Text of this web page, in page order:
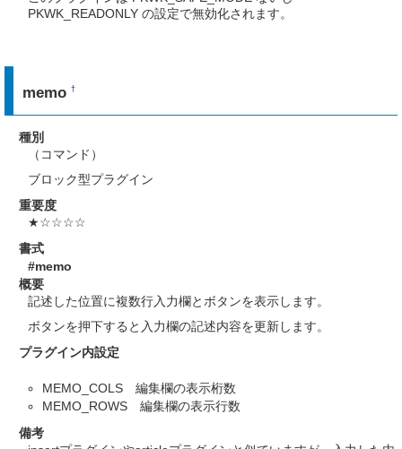
PKWK_READONLY の設定で無効化されます。
memo†
種別
（コマンド）
ブロック型プラグイン
重要度
★☆☆☆☆
書式
#memo
概要
記述した位置に複数行入力欄とボタンを表示します。
ボタンを押下すると入力欄の記述内容を更新します。
プラグイン内設定
MEMO_COLS 編集欄の表示桁数
MEMO_ROWS 編集欄の表示行数
備考